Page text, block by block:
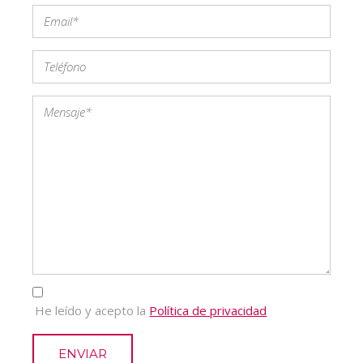
He leído y acepto la Política de privacidad
ENVIAR